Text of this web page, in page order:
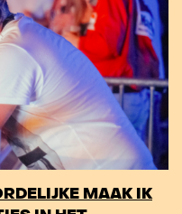
MAAK IK